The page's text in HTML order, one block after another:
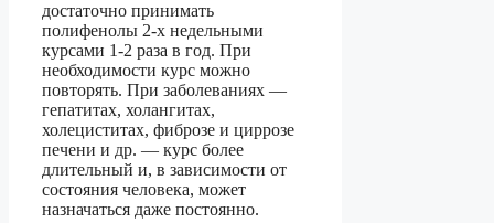
достаточно принимать
полифенолы 2-х недельными
курсами 1-2 раза в год. При
необходимости курс можно
повторять. При заболеваниях —
гепатитах, холангитах,
холециститах, фиброзе и циррозе
печени и др. — курс более
длительный и, в зависимости от
состояния человека, может
назначаться даже постоянно.